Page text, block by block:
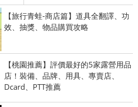
【旅行青蛙-商店篇】道具全翻譯、功
效、抽獎、物品購買攻略
【桃園推薦】評價最好的5家露營用品
店！裝備、品牌、用具、專賣店、
Dcard、PTT推薦